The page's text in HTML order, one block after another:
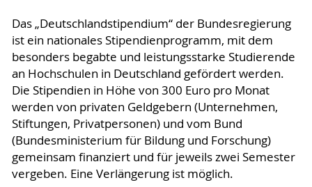
Das „Deutschlandstipendium“ der Bundesregierung
ist ein nationales Stipendienprogramm, mit dem
besonders begabte und leistungsstarke Studierende
an Hochschulen in Deutschland gefördert werden.
Die Stipendien in Höhe von 300 Euro pro Monat
werden von privaten Geldgebern (Unternehmen,
Stiftungen, Privatpersonen) und vom Bund
(Bundesministerium für Bildung und Forschung)
gemeinsam finanziert und für jeweils zwei Semester
vergeben. Eine Verlängerung ist möglich.